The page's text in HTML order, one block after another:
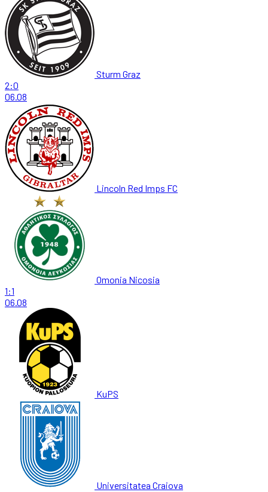
Sturm Graz
2:0
06.08
Lincoln Red Imps FC
Omonia Nicosia
1:1
06.08
KuPS
Universitatea Craiova